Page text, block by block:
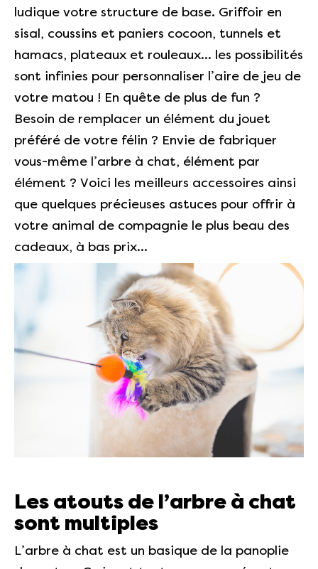
ludique votre structure de base. Griffoir en
sisal, coussins et paniers cocoon, tunnels et
hamacs, plateaux et rouleaux… les possibilités
sont infinies pour personnaliser l’aire de jeu de
votre matou ! En quête de plus de fun ?
Besoin de remplacer un élément du jouet
préféré de votre félin ? Envie de fabriquer
vous-même l’arbre à chat, élément par
élément ? Voici les meilleurs accessoires ainsi
que quelques précieuses astuces pour offrir à
votre animal de compagnie le plus beau des
cadeaux, à bas prix…
Les atouts de l’arbre à chat
sont multiples
L’arbre à chat est un basique de la panoplie